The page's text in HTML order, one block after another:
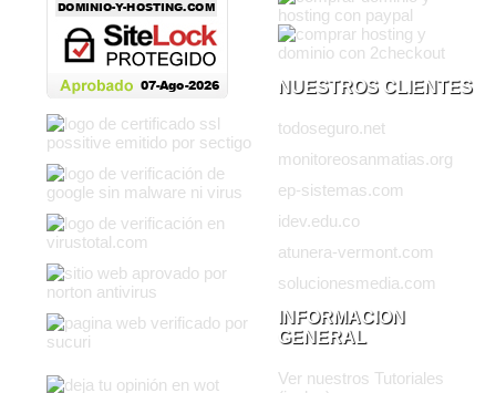
NUESTROS CLIENTES
todoseguro.net
monitoreosanmatias.org
ep-sistemas.com
idev.edu.co
atunera-vermont.com
solucionesmedia.com
INFORMACION
GENERAL
Ver nuestros Tutoriales